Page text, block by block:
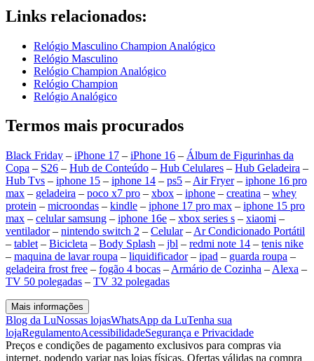
Links relacionados:
Relógio Masculino Champion Analógico
Relógio Masculino
Relógio Champion Analógico
Relógio Champion
Relógio Analógico
Termos mais procurados
Black Friday – iPhone 17 – iPhone 16 – Álbum de Figurinhas da
Copa – S26 – Hub de Conteúdo – Hub Celulares – Hub Geladeira –
Hub Tvs – iphone 15 – iphone 14 – ps5 – Air Fryer– iphone 16 pro
max – geladeira – poco x7 pro – xbox – iphone – creatina – whey
protein – microondas – kindle – iphone 17 pro max – iphone 15 pro
max – celular samsung – iphone 16e – xbox series s – xiaomi –
ventilador– nintendo switch 2 – Celular– Ar Condicionado Portátil
– tablet – Bicicleta – Body Splash – jbl – redmi note 14 – tenis nike
– maquina de lavar roupa – liquidificador– ipad – guarda roupa –
geladeira frost free – fogão 4 bocas – Armário de Cozinha – Alexa –
TV 50 polegadas – TV 32 polegadas
Mais informações
Blog da LuNossas lojasWhatsApp da LuTenha sua
lojaRegulamentoAcessibilidadeSegurança e Privacidade
Preços e condições de pagamento exclusivos para compras via
internet, podendo variar nas lojas físicas. Ofertas válidas na compra